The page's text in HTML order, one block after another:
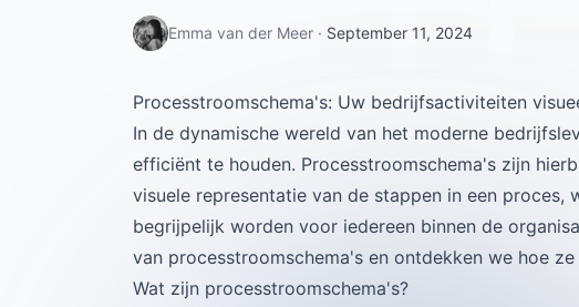
Emma van der Meer · September 11, 2024
Processtroomschema's: Uw bedrijfsactiviteiten
In de dynamische wereld van het moderne
efficiënt te houden. Processtroomschema's zijn
visuele representatie van de stappen in een
begrijpelijk worden voor iedereen binnen de
van processtroomschema's en ontdekken we hoe
Wat zijn processtroomschema's?